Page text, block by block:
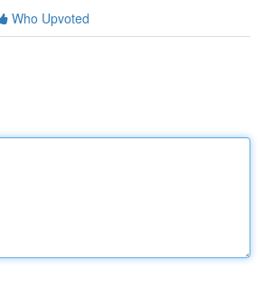
Who Upvoted